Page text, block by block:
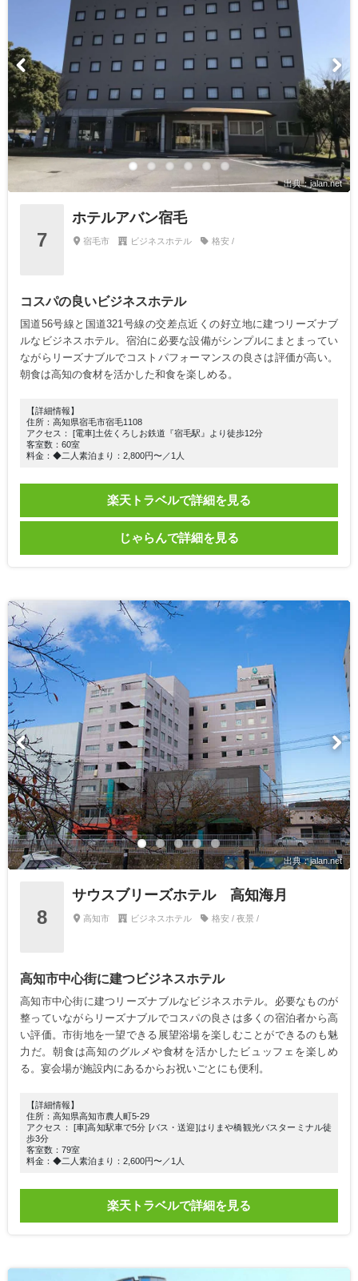
出典：jalan.net
7
ホテルアバン宿毛
宿毛市 ビジネスホテル 格安 /
コスパの良いビジネスホテル
国道56号線と国道321号線の交差点近くの好立地に建つリーズナブ
ルなビジネスホテル。宿泊に必要な設備がシンプルにまとまってい
ながらリーズナブルでコストパフォーマンスの良さは評価が高い。
朝食は高知の食材を活かした和食を楽しめる。
【詳細情報】
住所：高知県宿毛市宿毛1108
アクセス： [電車]土佐くろしお鉄道『宿毛駅』より徒歩12分
客室数：60室
料金：◆二人素泊まり：2,800円〜／1人
楽天トラベルで詳細を見る
じゃらんで詳細を見る
出典：jalan.net
8
サウスブリーズホテル 高知海月
高知市 ビジネスホテル 格安 / 夜景 /
高知市中心街に建つビジネスホテル
高知市中心街に建つリーズナブルなビジネスホテル。必要なものが
整っていながらリーズナブルでコスパの良さは多くの宿泊者から高
い評価。市街地を一望できる展望浴場を楽しむことができるのも魅
力だ。朝食は高知のグルメや食材を活かしたビュッフェを楽しめ
る。宴会場が施設内にあるからお祝いごとにも便利。
【詳細情報】
住所：高知県高知市農人町5-29
アクセス： [車]高知駅車で5分 [バス・送迎]はりまや橋観光バスターミナル徒
歩3分
客室数：79室
料金：◆二人素泊まり：2,600円〜／1人
楽天トラベルで詳細を見る